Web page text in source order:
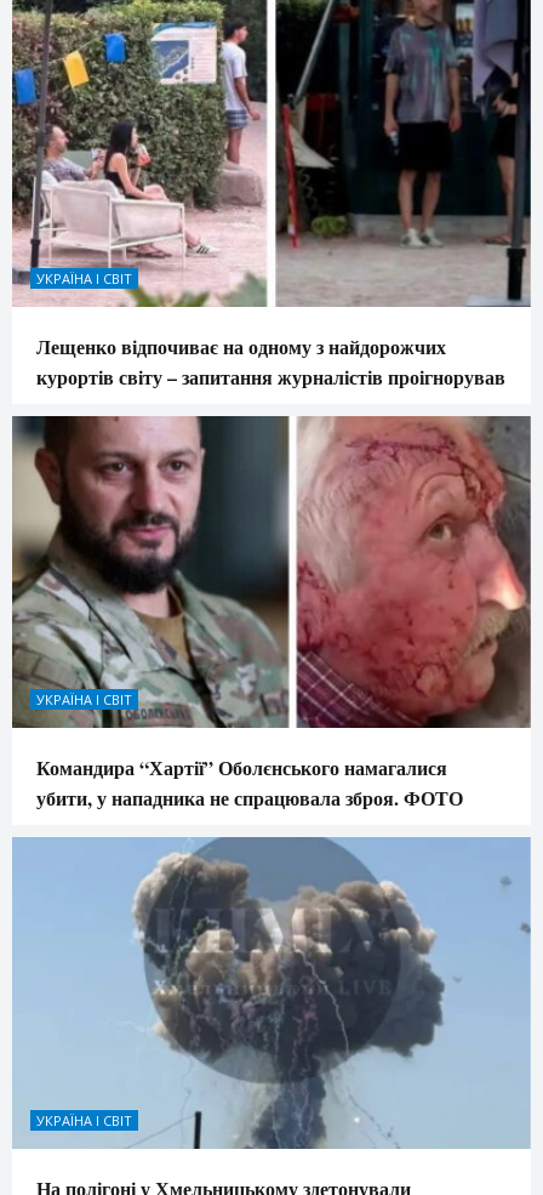
УКРАЇНА І СВІТ
Лещенко відпочиває на одному з найдорожчих
курортів світу – запитання журналістів проігнорував
УКРАЇНА І СВІТ
Командира “Хартії” Оболєнського намагалися
убити, у нападника не спрацювала зброя. ФОТО
УКРАЇНА І СВІТ
На полігоні у Хмельницькому здетонували